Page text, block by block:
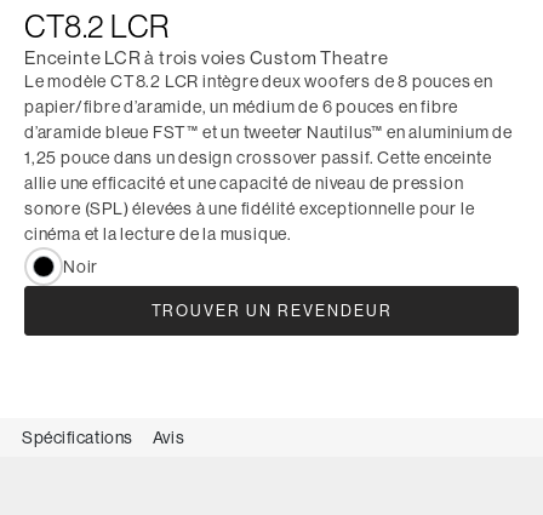
CT8.2 LCR
Enceinte LCR à trois voies Custom Theatre
Le modèle CT8.2 LCR intègre deux woofers de 8 pouces en
papier/fibre d’aramide, un médium de 6 pouces en fibre
d’aramide bleue FST™ et un tweeter Nautilus™ en aluminium de
1,25 pouce dans un design crossover passif. Cette enceinte
allie une efficacité et une capacité de niveau de pression
sonore (SPL) élevées à une fidélité exceptionnelle pour le
cinéma et la lecture de la musique.
Noir
TROUVER UN REVENDEUR
Spécifications Avis